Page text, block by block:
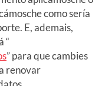
como sería
E, ademais,
“
” para que cambies
renovar